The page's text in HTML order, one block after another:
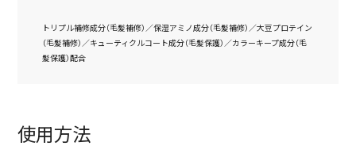
トリプル補修成分（毛髪補修）／保湿アミノ成分（毛髪補修）／大豆プロテイン
（毛髪補修）／キューティクルコート成分（毛髪保護）／カラーキープ成分（毛
髪保護）配合
使用方法